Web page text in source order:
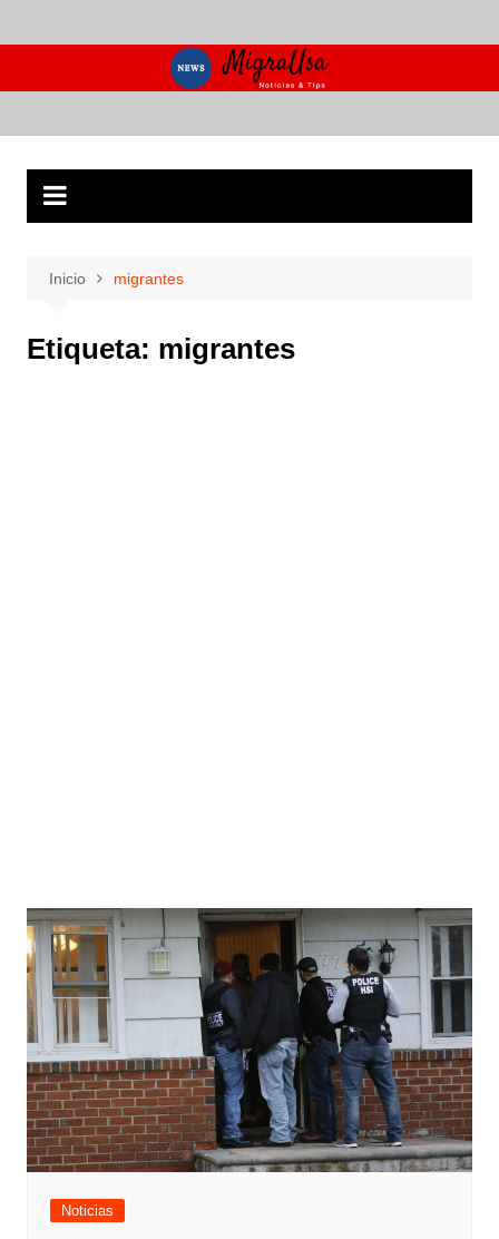
al
Inicio migrantes
Etiqueta: migrantes
Noticias